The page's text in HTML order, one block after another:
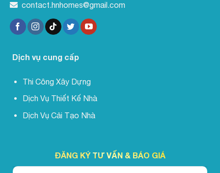
contact.hnhomes@gmail.com
Dịch vụ cung cấp
Thi Công Xây Dựng
Dịch Vụ Thiết Kế Nhà
Dịch Vụ Cải Tạo Nhà
ĐĂNG KÝ TƯ VẤN & BÁO GIÁ